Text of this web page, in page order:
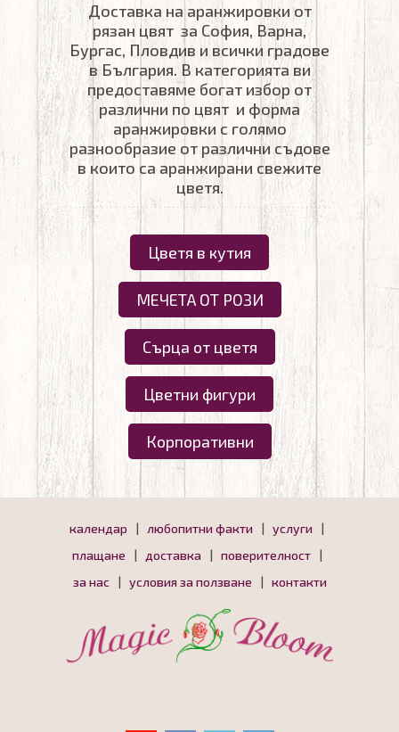
Доставка на аранжировки от
рязан цвят за София, Варна,
Бургас, Пловдив и всички градове
в България. В категорията ви
предоставяме богат избор от
различни по цвят и форма
аранжировки с голямо
разнообразие от различни съдове
в които са аранжирани свежите
цветя.
Цветя в кутия
МЕЧЕТА ОТ РОЗИ
Сърца от цветя
Цветни фигури
Корпоративни
календар | любопитни факти | услуги |
плащане | доставка| поверителност|
за нас| условия за ползване | контакти